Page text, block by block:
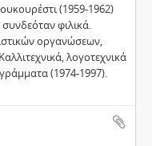
(1959-1962)
φιλικά.
οργανώσεων,
λογοτεχνικά
(1974-1997).